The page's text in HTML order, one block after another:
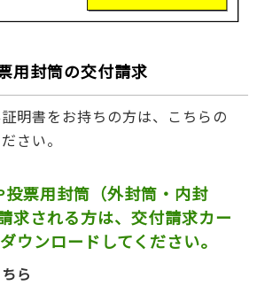
用封筒の交付請求
明書をお持ちの方は、こちらの
さい。
投票用封筒（外封筒・内封
求される方は、交付請求カー
ウンロードしてください。
ら